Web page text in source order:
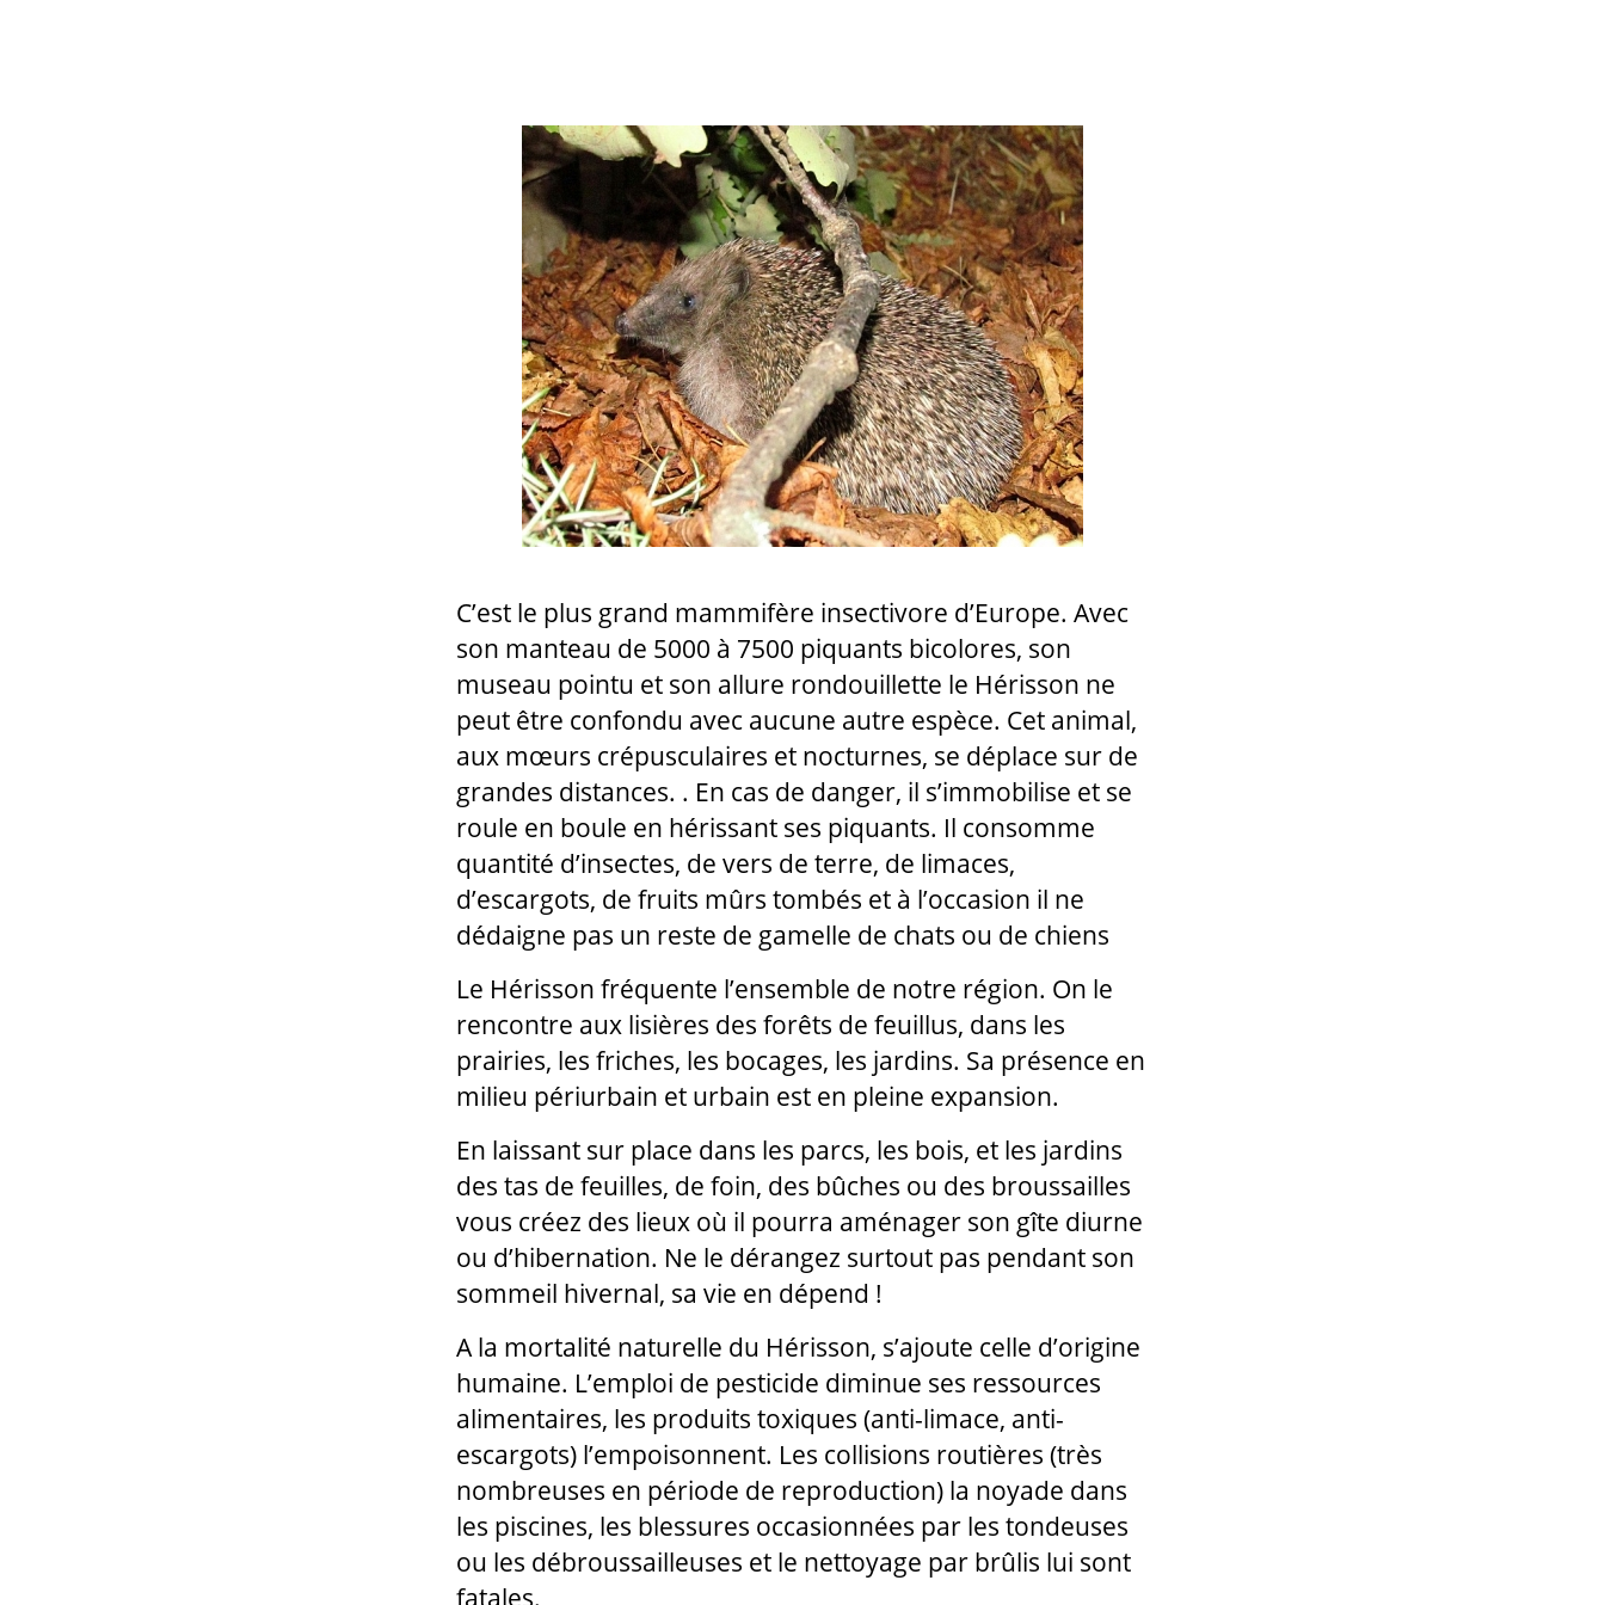
C’est le plus grand mammifère insectivore d’Europe. Avec
son manteau de 5000 à 7500 piquants bicolores, son
museau pointu et son allure rondouillette le Hérisson ne
peut être confondu avec aucune autre espèce. Cet animal,
aux mœurs crépusculaires et nocturnes, se déplace sur de
grandes distances. . En cas de danger, il s’immobilise et se
roule en boule en hérissant ses piquants. Il consomme
quantité d’insectes, de vers de terre, de limaces,
d’escargots, de fruits mûrs tombés et à l’occasion il ne
dédaigne pas un reste de gamelle de chats ou de chiens
Le Hérisson fréquente l’ensemble de notre région. On le
rencontre aux lisières des forêts de feuillus, dans les
prairies, les friches, les bocages, les jardins. Sa présence en
milieu périurbain et urbain est en pleine expansion.
En laissant sur place dans les parcs, les bois, et les jardins
des tas de feuilles, de foin, des bûches ou des broussailles
vous créez des lieux où il pourra aménager son gîte diurne
ou d’hibernation. Ne le dérangez surtout pas pendant son
sommeil hivernal, sa vie en dépend !
A la mortalité naturelle du Hérisson, s’ajoute celle d’origine
humaine. L’emploi de pesticide diminue ses ressources
alimentaires, les produits toxiques (anti-limace, anti-
escargots) l’empoisonnent. Les collisions routières (très
nombreuses en période de reproduction) la noyade dans
les piscines, les blessures occasionnées par les tondeuses
ou les débroussailleuses et le nettoyage par brûlis lui sont
fatales.